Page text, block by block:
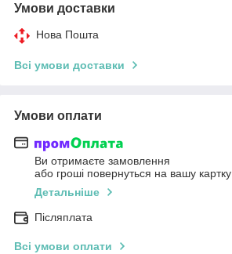
Умови доставки
Нова Пошта
Всі умови доставки
Умови оплати
Ви отримаєте замовлення
або гроші повернуться на вашу картку
Детальніше
Післяплата
Всі умови оплати